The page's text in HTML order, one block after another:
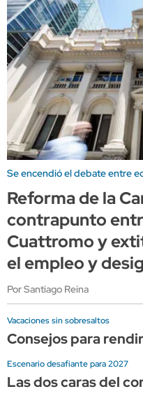
Se encendió el debate entre
Reforma de la
contrapunto
Cuattromo y
el empleo y
Por Santiago Reina
Vacaciones sin sobresaltos
Consejos para
Escenario desafiante para 2027
Las dos caras del